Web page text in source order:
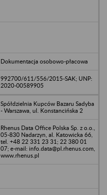
Dokumentacja osobowo-płacowa
992700/611/556/2015-SAK; UNP:
2020-00589905
Spółdzielnia Kupców Bazaru Sadyba
- Warszawa, ul. Konstancińska 2
Rhenus Data Office Polska Sp. z o.o.,
05-830 Nadarzyn, al. Katowicka 66,
tel. +48 22 331 23 31; 22 380 01
07; e-mail: info.data@pl.rhenus.com,
www.rhenus.pl